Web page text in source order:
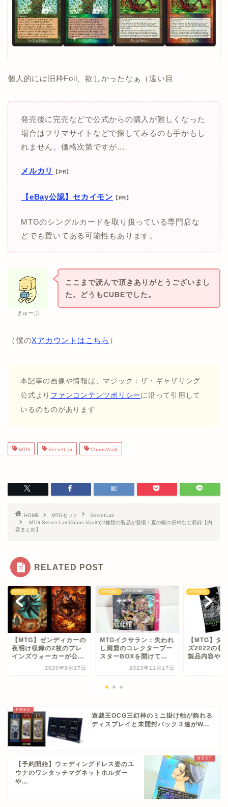
個人的には旧枠Foil、欲しかったなぁ（遠い目
発売後に完売などで公式からの購入が難しくなった
場合はフリマサイトなどで探してみるのも手かもし
れません。価格次第ですが…
メルカリ 【PR】
【eBay公認】セカイモン 【PR】
MTGのシングルカードを取り扱っている専門店な
どでも置いてある可能性もあります。
きゅーぶ
ここまで読んで頂きありがとうございまし
た。どうもCUBEでした。
（僕のXアカウントはこちら ）
本記事の画像や情報は、マジック：ザ・ギャザリング
公式より ファンコンテンツポリシーに沿って引用して
いるのものがあります
MTG SecretLair ChaosVault
HOME MTGセット
SecretLair
MTG Secret Lair Chaos Vaultで2種類の製品が登場！夏の帳の旧枠など収録【内
容まとめ】
RELATED POST
ット
】ゼンディカーの
け収録の2枚のプレ
ズウォーカーが公...
2020年8月27日
MTG開封
MTGイクサラン：失われ
し洞窟のコレクターブー
スターBOXを開けて...
2023年11月17日
【MTG】ダブルマス
ズ2022の収録カー
製品内容や販売情報
遊戯王OCG三幻神のミニ掛け軸が飾れる
ディスプレイと未開封パック３連がW...
【予約開始】ウェディングドレス姿のユ
ウナのワンタッチマグネットホルダー
や...